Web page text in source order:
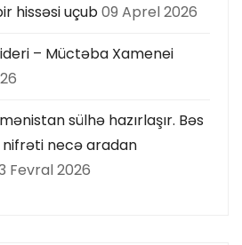
hissəsi uçub09 Aprel 2026
– Müctəba Xamenei
sülhə hazırlaşır. Bəs
nifrəti necə aradan
Fevral 2026